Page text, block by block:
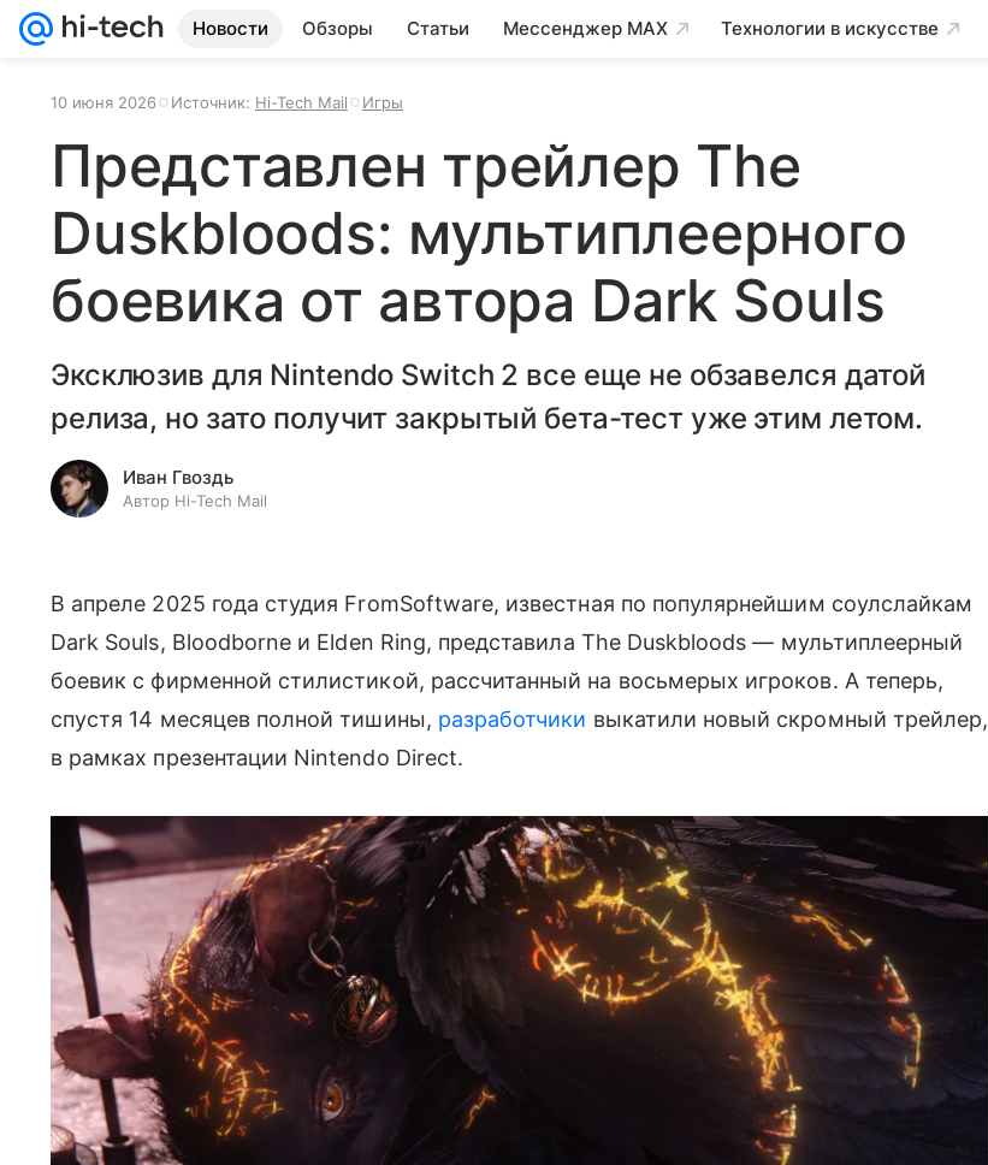
Новости Обзоры Статьи Мессенджер MAX Технологии в искусстве
10 июня 2026 Источник: Hi-Tech Mail Игры
Представлен трейлер The
Duskbloods: мультиплеерного
боевика от автора Dark Souls
Эксклюзив для Nintendo Switch 2 все еще не обзавелся датой
релиза, но зато получит закрытый бета-тест уже этим летом.
Иван Гвоздь
Автор Hi-Tech Mail
В апреле 2025 года студия FromSoftware, известная по популярнейшим соулслайкам
Dark Souls, Bloodborne и Elden Ring, представила The Duskbloods — мультиплеерный
боевик с фирменной стилистикой, рассчитанный на восьмерых игроков. А теперь,
спустя 14 месяцев полной тишины, разработчики выкатили новый скромный трейлер,
в рамках презентации Nintendo Direct.